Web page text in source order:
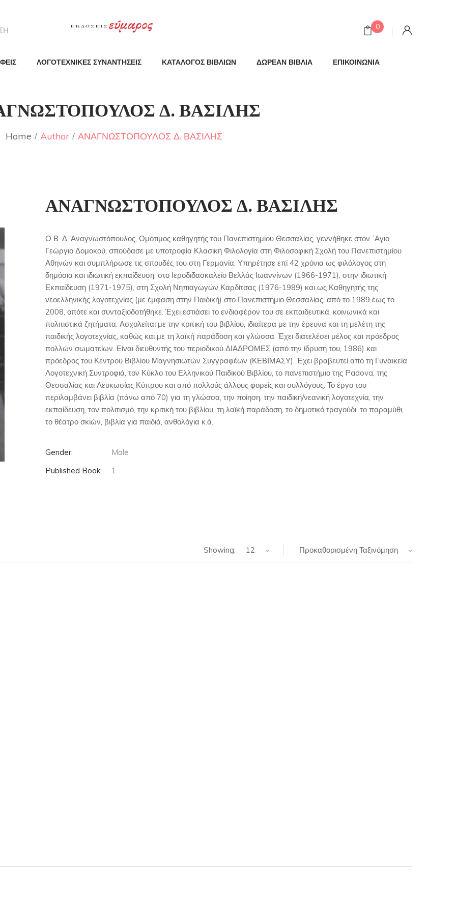
0
ΛΟΓΟΤΕΧΝΙΚΕΣ ΣΥΝΑΝΤΗΣΕΙΣ ΚΑΤΑΛΟΓΟΣ ΒΙΒΛΙΩΝ ΔΩΡΕΑΝ ΒΙΒΛΙΑ ΕΠΙΚΟΙΝΩΝΙΑ
Δ. ΒΑΣΙΛΗΣ
Home Author ΑΝΑΓΝΩΣΤΟΠΟΥΛΟΣ Δ. ΒΑΣΙΛΗΣ
ΑΝΑΓΝΩΣΤΟΠΟΥΛΟΣ Δ. ΒΑΣΙΛΗΣ
Ο Β. Δ. Αναγνωστόπουλος, Ομότιμος καθηγητής του Πανεπιστημίου Θεσσαλίας, γεννήθηκε στον ΄Αγιο
Γεώργιο Δομοκού, σπούδασε με υποτροφία Κλασική Φιλολογία στη Φιλοσοφική Σχολή του Πανεπιστημίου
Αθηνών και συμπλήρωσε τις σπουδές του στη Γερμανία. Υπηρέτησε επί 42 χρόνια ως φιλόλογος στη
δημόσια και ιδιωτική εκπαίδευση: στο Ιεροδιδασκαλείο Βελλάς Ιωαννίνων (1966-1971), στην ιδιωτική
Εκπαίδευση (1971-1975), στη Σχολή Νηπιαγωγών Καρδίτσας (1976-1989) και ως Καθηγητής της
νεοελληνικής λογοτεχνίας (με έμφαση στην Παιδική) στο Πανεπιστήμιο Θεσσαλίας, από το 1989 έως το
2008, οπότε και συνταξιοδοτήθηκε. Έχει εστιάσει το ενδιαφέρον του σε εκπαιδευτικά, κοινωνικά και
πολιτιστικά ζητήματα. Ασχολείται με την κριτική του βιβλίου, ιδιαίτερα με την έρευνα και τη μελέτη της
παιδικής λογοτεχνίας, καθώς και με τη λαϊκή παράδοση και γλώσσα. Έχει διατελέσει μέλος και πρόεδρος
πολλών σωματείων. Είναι διευθυντής του περιοδικού ΔΙΑΔΡΟΜΕΣ (από την ίδρυσή του, 1986) και
πρόεδρος του Κέντρου Βιβλίου Μαγνησιωτών Συγγραφέων (ΚΕΒΙΜΑΣΥ). Έχει βραβευτεί από τη Γυναικεία
Λογοτεχνική Συντροφιά, τον Κύκλο του Ελληνικού Παιδικού Βιβλίου, το πανεπιστήμιο της Padova, της
Θεσσαλίας και Λευκωσίας Κύπρου και από πολλούς άλλους φορείς και συλλόγους. Το έργο του
περιλαμβάνει βιβλία (πάνω από 70) για τη γλώσσα, την ποίηση, την παιδική/νεανική λογοτεχνία, την
εκπαίδευση, τον πολιτισμό, την κριτική του βιβλίου, τη λαϊκή παράδοση, το δημοτικό τραγούδι, το παραμύθι,
το θέατρο σκιών, βιβλία για παιδιά, ανθολόγια κ.ά.
Gender:
Male
Published Book:
1
Προκαθορισμένη Ταξινόμηση
Showing: 12